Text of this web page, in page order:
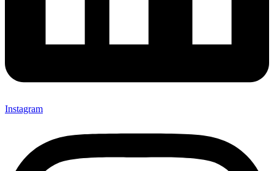
Instagram